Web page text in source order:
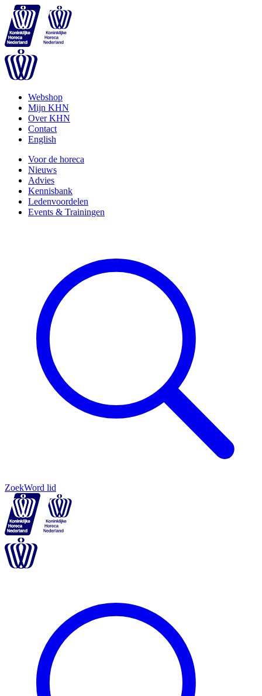
Webshop
Mijn KHN
Over KHN
Contact
English
Voor de horeca
Nieuws
Advies
Kennisbank
Ledenvoordelen
Events & Trainingen
ZoekWord lid